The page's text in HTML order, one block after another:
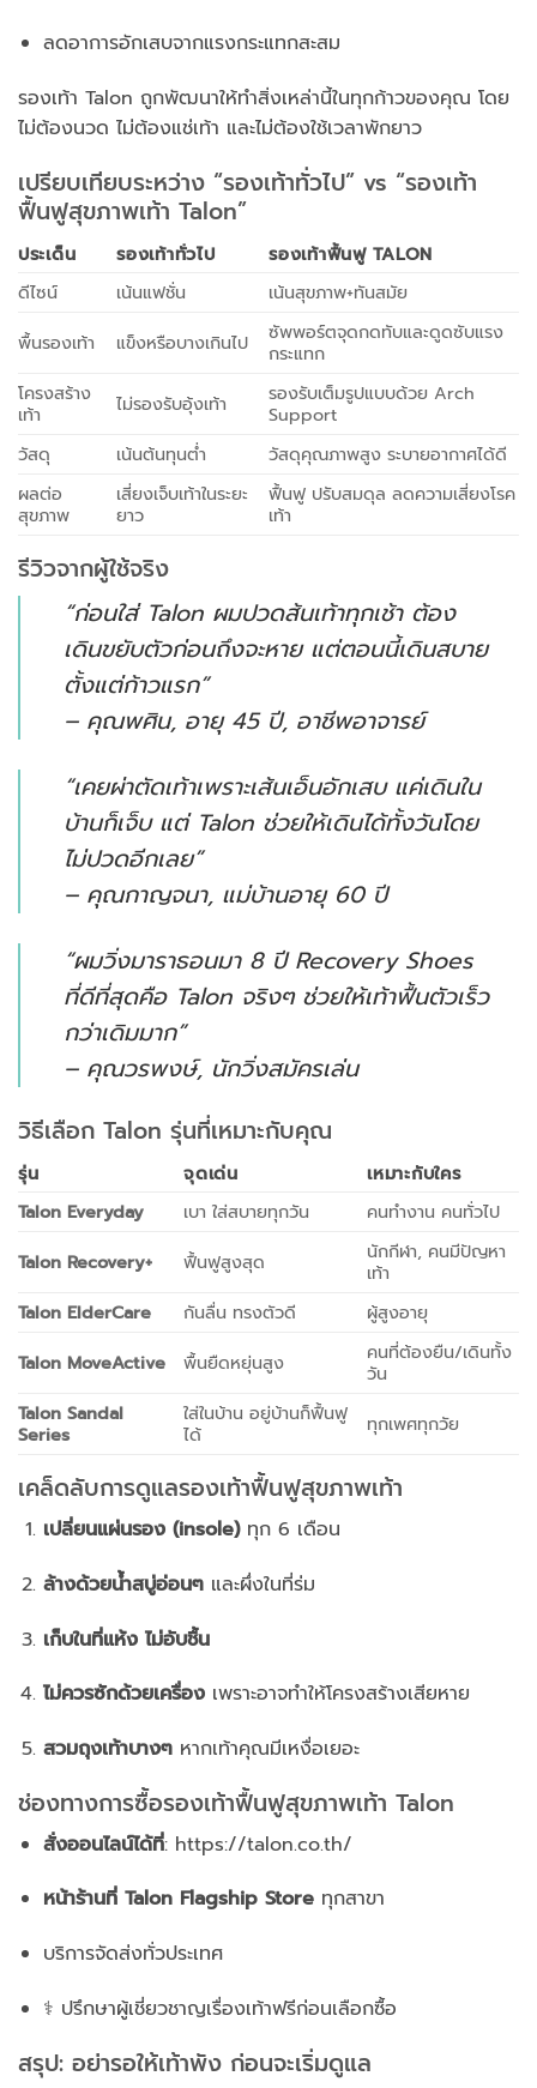
ลดอาการอักเสบจากแรงกระแทกสะสม
รองเท้า Talon ถูกพัฒนาให้ทำสิ่งเหล่านี้ในทุกก้าวของคุณ โดย
ไม่ต้องนวด ไม่ต้องแช่เท้า และไม่ต้องใช้เวลาพักยาว
เปรียบเทียบระหว่าง “รองเท้าทั่วไป” vs “รองเท้า
ฟื้นฟูสุขภาพเท้า Talon”
ประเด็น รองเท้าทั่วไป
รองเท้าฟื้นฟู TALON
ดีไซน์
เน้นแฟชั่น
เน้นสุขภาพ+ทันสมัย
พื้นรองเท้า
แข็งหรือบางเกินไป
ซัพพอร์ตจุดกดทับและดูดซับแรง
กระแทก
โครงสร้าง
เท้า
ไม่รองรับอุ้งเท้า
รองรับเต็มรูปแบบด้วย Arch
Support
วัสดุ
เน้นต้นทุนต่ำ
วัสดุคุณภาพสูง ระบายอากาศได้ดี
ผลต่อ
สุขภาพ
เสี่ยงเจ็บเท้าในระยะ
ยาว
ฟื้นฟู ปรับสมดุล ลดความเสี่ยงโรค
เท้า
รีวิวจากผู้ใช้จริง
“ก่อนใส่ Talon ผมปวดส้นเท้าทุกเช้า ต้อง
เดินขยับตัวก่อนถึงจะหาย แต่ตอนนี้เดินสบาย
ตั้งแต่ก้าวแรก”
– คุณพศิน, อายุ 45 ปี, อาชีพอาจารย์
“เคยผ่าตัดเท้าเพราะเส้นเอ็นอักเสบ แค่เดินใน
บ้านก็เจ็บ แต่ Talon ช่วยให้เดินได้ทั้งวันโดย
ไม่ปวดอีกเลย”
– คุณกาญจนา, แม่บ้านอายุ 60 ปี
“ผมวิ่งมาราธอนมา 8 ปี Recovery Shoes
ที่ดีที่สุดคือ Talon จริงๆ ช่วยให้เท้าฟื้นตัวเร็ว
กว่าเดิมมาก”
– คุณวรพงษ์, นักวิ่งสมัครเล่น
วิธีเลือก Talon รุ่นที่เหมาะกับคุณ
รุ่น จุดเด่น
เหมาะกับใคร
Talon Everyday
เบา ใส่สบายทุกวัน
คนทำงาน คนทั่วไป
Talon Recovery+
ฟื้นฟูสูงสุด
นักกีฬา, คนมีปัญหา
เท้า
Talon ElderCare
กันลื่น ทรงตัวดี
ผู้สูงอายุ
Talon MoveActive
พื้นยืดหยุ่นสูง
คนที่ต้องยืน/เดินทั้ง
วัน
Talon Sandal
Series
ใส่ในบ้าน อยู่บ้านก็ฟื้นฟู
ได้
ทุกเพศทุกวัย
เคล็ดลับการดูแลรองเท้าฟื้นฟูสุขภาพเท้า
เปลี่ยนแผ่นรอง (insole)ทุก 6 เดือน
ล้างด้วยน้ำสบู่อ่อนๆและผึ่งในที่ร่ม
เก็บในที่แห้ง ไม่อับชื้น
ไม่ควรซักด้วยเครื่องเพราะอาจทำให้โครงสร้างเสียหาย
สวมถุงเท้าบางๆหากเท้าคุณมีเหงื่อเยอะ
ช่องทางการซื้อรองเท้าฟื้นฟูสุขภาพเท้า Talon
สั่งออนไลน์ได้ที่: https://talon.co.th/
หน้าร้านที่ Talon Flagship Storeทุกสาขา
บริการจัดส่งทั่วประเทศ
‍⚕️ ปรึกษาผู้เชี่ยวชาญเรื่องเท้าฟรีก่อนเลือกซื้อ
สรุป: อย่ารอให้เท้าพัง ก่อนจะเริ่มดูแล